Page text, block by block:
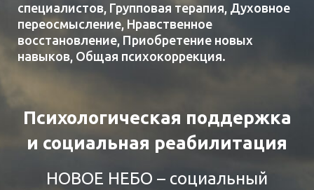
специалистов, Групповая терапия, Духовное
переосмысление, Нравственное
восстановление, Приобретение новых
навыков, Общая психокоррекция.
Психологическая поддержка
и социальная реабилитация
НОВОЕ НЕБО – социальный